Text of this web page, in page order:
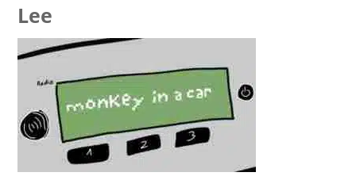
Lee